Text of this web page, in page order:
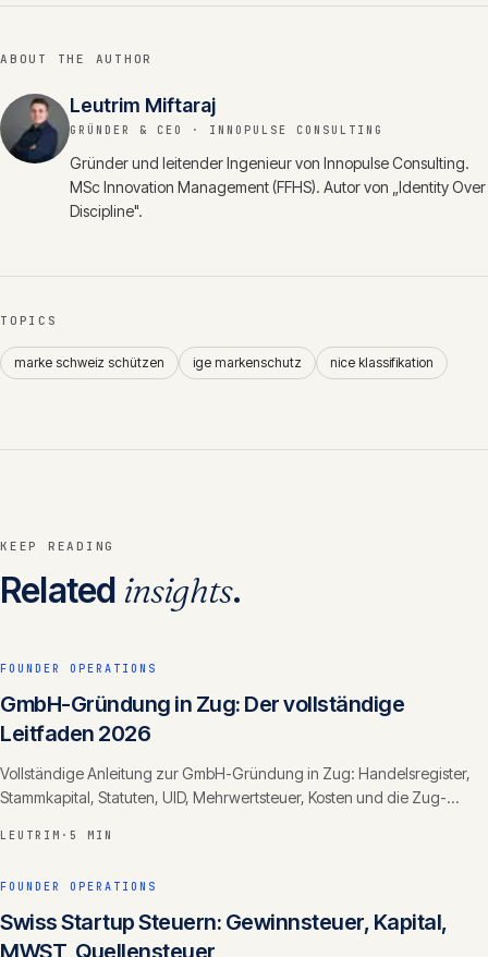
ABOUT THE AUTHOR
Leutrim Miftaraj
GRÜNDER & CEO · INNOPULSE CONSULTING
Gründer und leitender Ingenieur von Innopulse Consulting.
MSc Innovation Management (FFHS). Autor von „Identity Over
Discipline".
TOPICS
marke schweiz schützen ige markenschutz nice klassifikation
KEEP READING
Related insights.
FOUNDER OPERATIONS
GmbH-Gründung in Zug: Der vollständige
Leitfaden 2026
Vollständige Anleitung zur GmbH-Gründung in Zug: Handelsregister,
Stammkapital, Statuten, UID, Mehrwertsteuer, Kosten und die Zug-
LEUTRIM · 5 MIN
FOUNDER OPERATIONS
Swiss Startup Steuern: Gewinnsteuer, Kapital,
MWST, Quellensteuer